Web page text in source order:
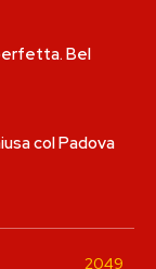
Bel
col Padova
2049